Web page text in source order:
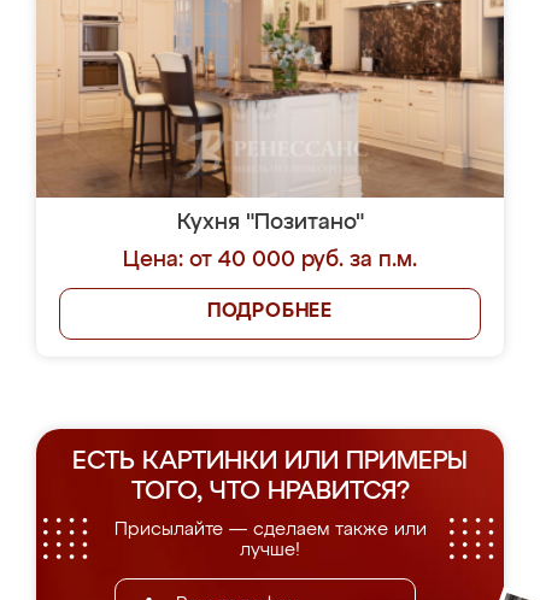
Кухня "Позитано"
Цена: от 40 000 руб. за п.м.
ПОДРОБНЕЕ
ЕСТЬ КАРТИНКИ ИЛИ ПРИМЕРЫ
ТОГО, ЧТО НРАВИТСЯ?
Присылайте — сделаем также или
лучше!